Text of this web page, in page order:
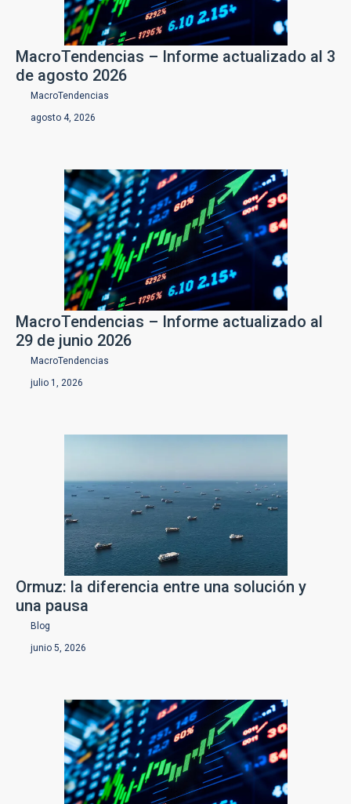
MacroTendencias – Informe actualizado al 3
de agosto 2026
MacroTendencias
agosto 4, 2026
MacroTendencias – Informe actualizado al
29 de junio 2026
MacroTendencias
julio 1, 2026
Ormuz: la diferencia entre una solución y
una pausa
Blog
junio 5, 2026